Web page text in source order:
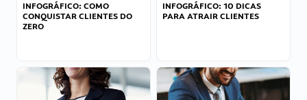
INFOGRÁFICO: COMO
CONQUISTAR CLIENTES DO
ZERO
INFOGRÁFICO: 10 DICAS
PARA ATRAIR CLIENTES